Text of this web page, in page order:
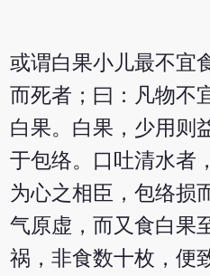
或谓白果小儿最不宜
而死者；曰：凡物不
白果。白果，少用则
于包络。口吐清水者
为心之相臣，包络损
气原虚，而又食白果
祸，非食数十枚，便